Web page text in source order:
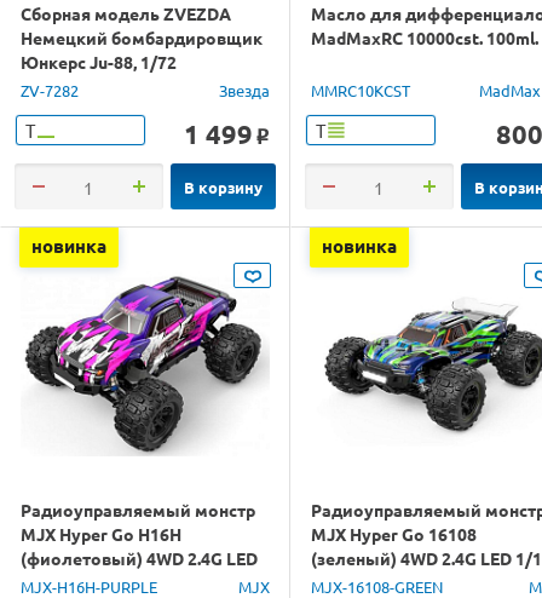
Сборная модель ZVEZDA
Немецкий бомбардировщик
Юнкерс Ju-88, 1/72
ZV-7282 Звезда
Т 1 499 o
В корзину
Масло для
MadMaxRC 10000cst. 100ml.
MMRC10KCST
Т 800
В
новинка
Радиоуправляемый монстр
MJX Hyper Go H16H
(фиолетовый) 4WD 2.4G LED
GPS 1/16 RTR
MJX-H16H-PURPLE MJX
новинка
Радиоуправляемый
MJX Hyper Go 16108
(зеленый) 4WD 2.4G LED 1/
RTR
MJX-16108-GREEN